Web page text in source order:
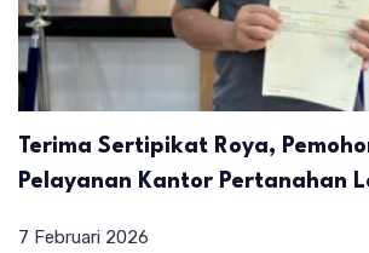
Terima Sertipikat Roya,
Pelayanan Kantor Pertanahan
7 Februari 2026